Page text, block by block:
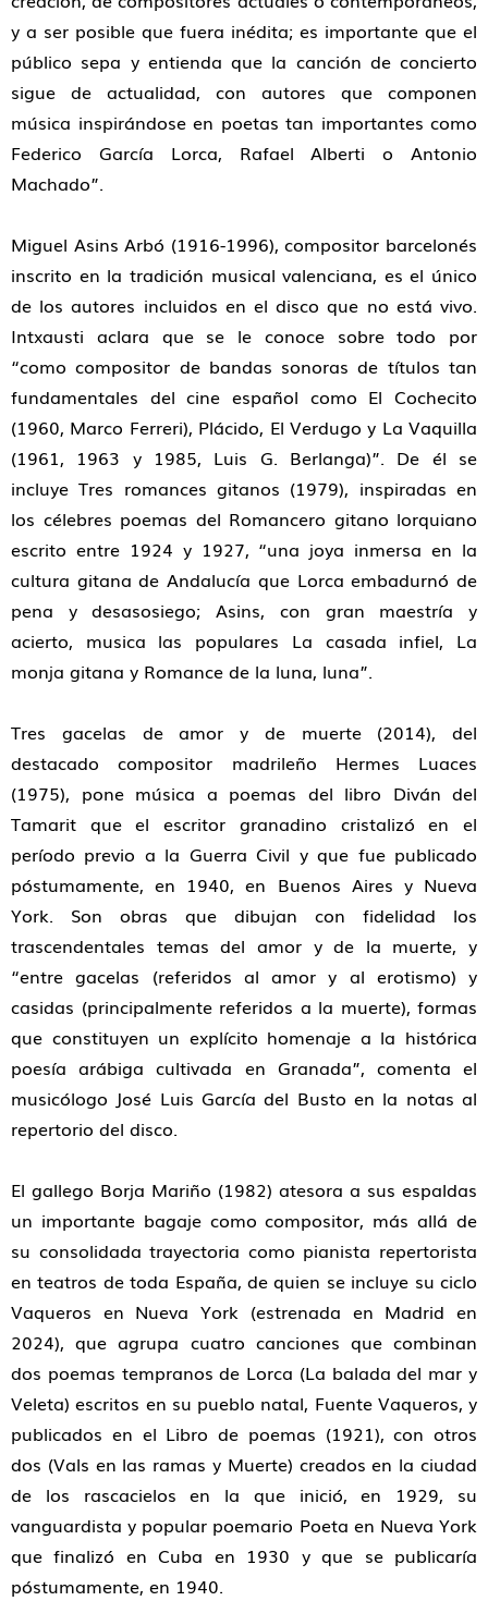
y a ser posible que fuera inédita; es importante que el
público sepa y entienda que la canción de concierto
sigue de actualidad, con autores que componen
música inspirándose en poetas tan importantes como
Federico García Lorca, Rafael Alberti o Antonio
Machado”.
Miguel Asins Arbó (1916-1996), compositor barcelonés
inscrito en la tradición musical valenciana, es el único
de los autores incluidos en el disco que no está vivo.
Intxausti aclara que se le conoce sobre todo por
“como compositor de bandas sonoras de títulos tan
fundamentales del cine español como El Cochecito
(1960, Marco Ferreri), Plácido, El Verdugo y La Vaquilla
(1961, 1963 y 1985, Luis G. Berlanga)”. De él se
incluyeTres romances gitanos (1979), inspiradas en
los célebres poemas del Romancero gitano lorquiano
escrito entre 1924 y 1927, “una joya inmersa en la
cultura gitana de Andalucía que Lorca embadurnó de
pena y desasosiego; Asins, con gran maestría y
acierto, musica las populares La casada infiel, La
monja gitana y Romance de la luna, luna”.
Tres gacelas de amor y de muerte(2014), del
destacado compositor madrileño Hermes Luaces
(1975), pone música a poemas del libro Diván del
Tamarit que el escritor granadino cristalizó en el
período previo a la Guerra Civil y que fue publicado
póstumamente, en 1940, en Buenos Aires y Nueva
York. Son obras que dibujan con fidelidad los
trascendentales temas del amor y de la muerte, y
“entre gacelas (referidos al amor y al erotismo) y
casidas (principalmente referidos a la muerte), formas
que constituyen un explícito homenaje a la histórica
poesía arábiga cultivada en Granada”, comenta el
musicólogo José Luis García del Busto en la notas al
repertorio del disco.
El gallego Borja Mariño (1982) atesora a sus espaldas
un importante bagaje como compositor, más allá de
su consolidada trayectoria como pianista repertorista
en teatros de toda España, de quien se incluye su ciclo
Vaqueros en Nueva York (estrenada en Madrid en
2024), que agrupa cuatro canciones que combinan
dos poemas tempranos de Lorca (La balada del mar y
Veleta) escritos en su pueblo natal, Fuente Vaqueros, y
publicados en el Libro de poemas (1921), con otros
dos (Vals en las ramas y Muerte) creados en la ciudad
de los rascacielos en la que inició, en 1929, su
vanguardista y popular poemario Poeta en Nueva York
que finalizó en Cuba en 1930 y que se publicaría
póstumamente, en 1940.